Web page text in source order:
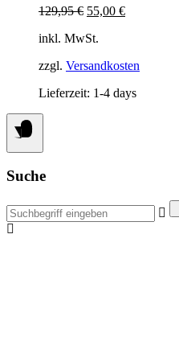
129,95€ Ursprünglicher
war:
55,00 €Aktueller
inkl. MwSt.
zzgl. Versandkosten
Lieferzeit: 1-4 days
Suche
Suchen
nach: